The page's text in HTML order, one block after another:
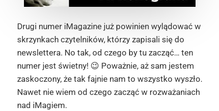
Drugi numer iMagazine już powinien wylądować w
skrzynkach czytelników, którzy zapisali się do
newslettera. No tak, od czego by tu zacząć… ten
numer jest świetny! 😉 Poważnie, aż sam jestem
zaskoczony, że tak fajnie nam to wszystko wyszło.
Nawet nie wiem od czego zacząć w rozważaniach
nad iMagiem.